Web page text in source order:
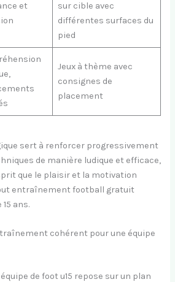
et
sur cible avec
différentes surfaces du
pied
Jeux à thème avec
consignes de
placement
sert à renforcer progressivement
de manière ludique et efficace,
que le plaisir et la motivation
entraînement football gratuit
ans.
cohérent pour une équipe
de foot u15 repose sur un plan